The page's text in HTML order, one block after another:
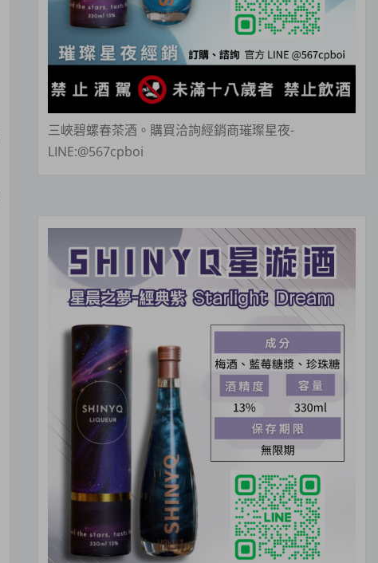
三峽碧螺春茶酒。購買洽詢經銷商璀璨星夜-
LINE:@567cpboi